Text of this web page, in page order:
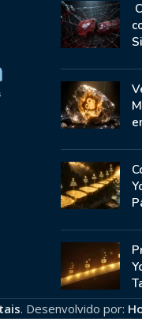
. Desenvolvido por: